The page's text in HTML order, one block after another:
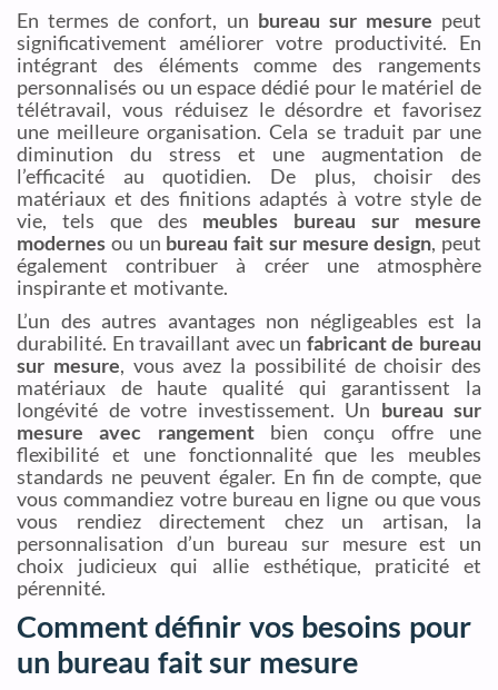
En termes de confort, un bureau sur mesure peut
significativement améliorer votre productivité. En
intégrant des éléments comme des rangements
personnalisés ou un espace dédié pour le matériel de
télétravail, vous réduisez le désordre et favorisez
une meilleure organisation. Cela se traduit par une
diminution du stress et une augmentation de
l’efficacité au quotidien. De plus, choisir des
matériaux et des finitions adaptés à votre style de
vie, tels que des meubles bureau sur mesure
modernes ou un bureau fait sur mesure design, peut
également contribuer à créer une atmosphère
inspirante et motivante.
L’un des autres avantages non négligeables est la
durabilité. En travaillant avec un fabricant de bureau
sur mesure, vous avez la possibilité de choisir des
matériaux de haute qualité qui garantissent la
longévité de votre investissement. Un bureau sur
mesure avec rangementbien conçu offre une
flexibilité et une fonctionnalité que les meubles
standards ne peuvent égaler. En fin de compte, que
vous commandiez votre bureau en ligne ou que vous
vous rendiez directement chez un artisan, la
personnalisation d’un bureau sur mesure est un
choix judicieux qui allie esthétique, praticité et
pérennité.
Comment définir vos besoins pour
un bureau fait sur mesure